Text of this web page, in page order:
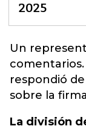
2025
Un
respondió
sobre la
La división